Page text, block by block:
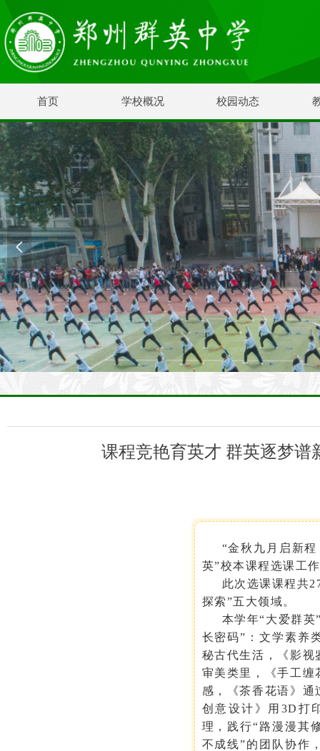
首页 学校概况 校园动态
课程竞艳育英才 群英逐梦
“金秋九月启新
英”校本课程选课工
此次选课课程共
探索”五大领域。
本学年“大爱群英
长密码”：文学素养
秘古代生活，《影视
审美类里，《手工缠
感，《茶香花语》通
创意设计》用3D打
理，践行“路漫漫其
不成线”的团队协作
넳